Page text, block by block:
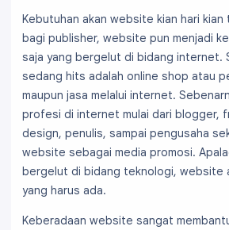
Kebutuhan akan website kian hari kian
bagi publisher, website pun menjadi
saja yang bergelut di bidang internet.
sedang hits adalah online shop atau
maupun jasa melalui internet.
profesi di internet mulai dari blogger,
design, penulis, sampai pengusaha
website sebagai media promosi.
bergelut di bidang teknologi, website
yang harus ada.
Keberadaan website sangat